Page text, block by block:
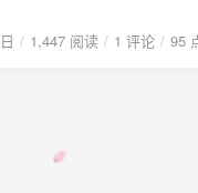
1,447 阅读 1 评论 95